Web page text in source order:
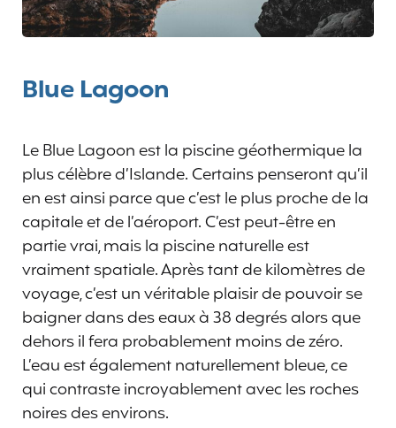
Blue Lagoon
Le Blue Lagoon est la piscine géothermique la
plus célèbre d’Islande. Certains penseront qu’il
en est ainsi parce que c’est le plus proche de la
capitale et de l’aéroport. C’est peut-être en
partie vrai, mais la piscine naturelle est
vraiment spatiale. Après tant de kilomètres de
voyage, c’est un véritable plaisir de pouvoir se
baigner dans des eaux à 38 degrés alors que
dehors il fera probablement moins de zéro.
L’eau est également naturellement bleue, ce
qui contraste incroyablement avec les roches
noires des environs.